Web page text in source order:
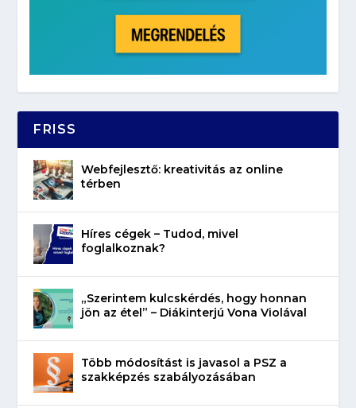
FRISS
Webfejlesztő: kreativitás az online
térben
Híres cégek – Tudod, mivel
foglalkoznak?
„Szerintem kulcskérdés, hogy honnan
jön az étel” – Diákinterjú Vona Violával
Több módosítást is javasol a PSZ a
szakképzés szabályozásában